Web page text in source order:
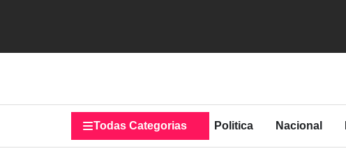
Todas Categorias Politica Nacional